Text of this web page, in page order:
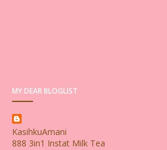
MY DEAR BLOGLIST
KasihkuAmani
888 3in1 Instat Milk Tea